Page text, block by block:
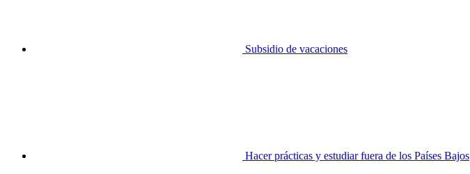
Subsidio de vacaciones
Hacer prácticas y estudiar fuera de los Países Bajos